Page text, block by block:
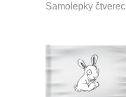
Samolepky čtverec